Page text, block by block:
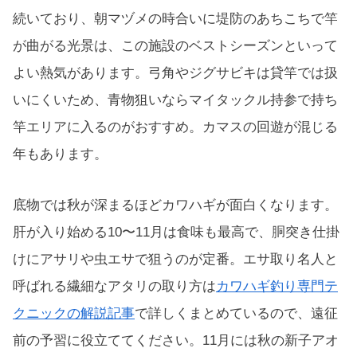
続いており、朝マヅメの時合いに堤防のあちこちで竿
が曲がる光景は、この施設のベストシーズンといって
よい熱気があります。弓角やジグサビキは貸竿では扱
いにくいため、青物狙いならマイタックル持参で持ち
竿エリアに入るのがおすすめ。カマスの回遊が混じる
年もあります。
底物では秋が深まるほどカワハギが面白くなります。
肝が入り始める10〜11月は食味も最高で、胴突き仕掛
けにアサリや虫エサで狙うのが定番。エサ取り名人と
呼ばれる繊細なアタリの取り方はカワハギ釣り専門テ
クニックの解説記事で詳しくまとめているので、遠征
前の予習に役立ててください。11月には秋の新子アオ